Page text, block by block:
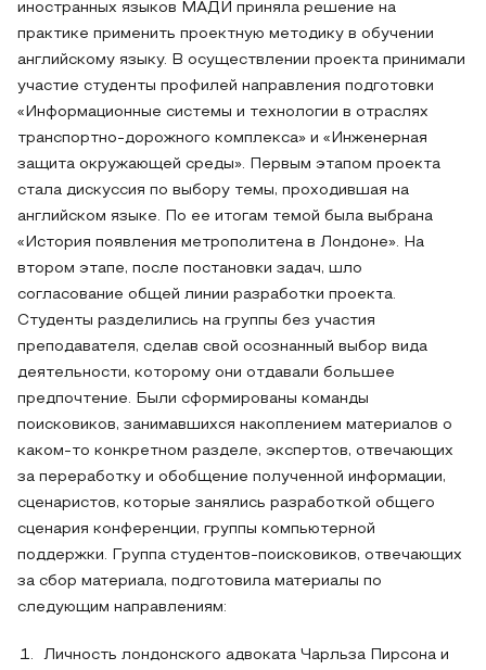
иностранных языков МАДИ приняла решение на
практике применить проектную методику в обучении
английскому языку. В осуществлении проекта принимали
участие студенты профилей направления подготовки
«Информационные системы и технологии в отраслях
транспортно-дорожного комплекса» и «Инженерная
защита окружающей среды». Первым этапом проекта
стала дискуссия по выбору темы, проходившая на
английском языке. По ее итогам темой была выбрана
«История появления метрополитена в Лондоне». На
втором этапе, после постановки задач, шло
согласование общей линии разработки проекта.
Студенты разделились на группы без участия
преподавателя, сделав свой осознанный выбор вида
деятельности, которому они отдавали большее
предпочтение. Были сформированы команды
поисковиков, занимавшихся накоплением материалов о
каком-то конкретном разделе, экспертов, отвечающих
за переработку и обобщение полученной информации,
сценаристов, которые занялись разработкой общего
сценария конференции, группы компьютерной
поддержки. Группа студентов-поисковиков, отвечающих
за сбор материала, подготовила материалы по
следующим направлениям:
Личность лондонского адвоката Чарльза Пирсона и